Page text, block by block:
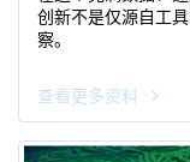
创新不是仅源自工
察。
查看更多资料